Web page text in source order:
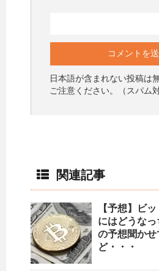
日本語が含まれない投稿は
ご注意ください。（スパム対
関連記事
【予想】ビ
にはどうな
の予想聞か
ど・・・